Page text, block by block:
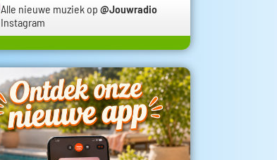
Alle nieuwe muziek op @Jouwradio
Instagram